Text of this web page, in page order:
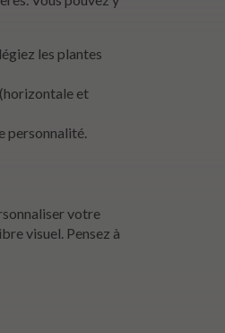
les plantes
et
personnalité.
votre
visuel. Pensez à